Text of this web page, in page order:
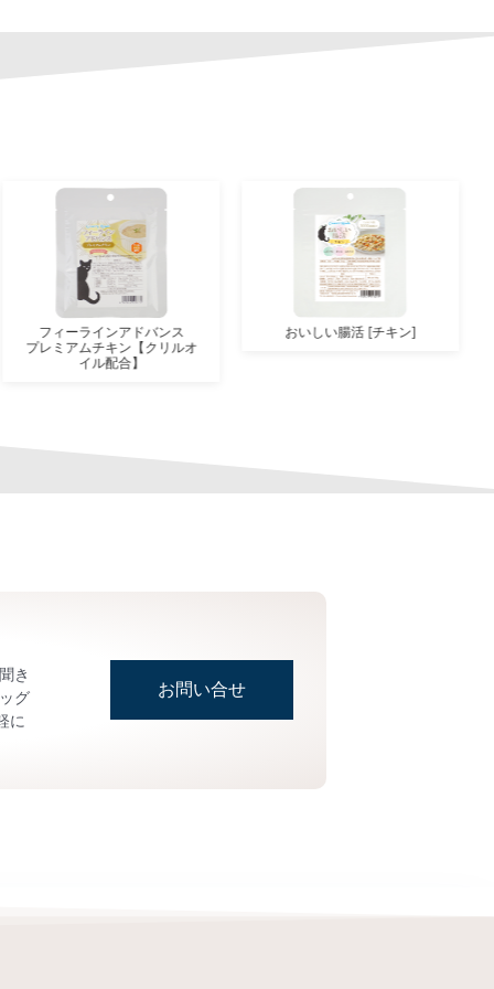
フィーラインアドバンス
プレミアムチキン【クリルオ
イル配合】
おいしい腸活 [チキン]
き
グ
に
お問い合せ